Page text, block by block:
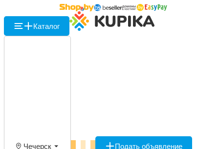
Каталог
Чечерск Подать объявление